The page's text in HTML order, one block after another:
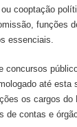
cooptação
funções
essenciais.
concursos
até esta
os cargos do
de contas e